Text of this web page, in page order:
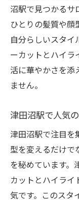
沼駅で見つかるサ
ひとりの髪質や顔
自分らしいスタイ
ーカットとハイラ
活に華やかさを添
ません。
津田沼駅で人気
津田沼駅で注目を
型を変えるだけで
を秘めています。
カットとハイラ
気です。このスタ